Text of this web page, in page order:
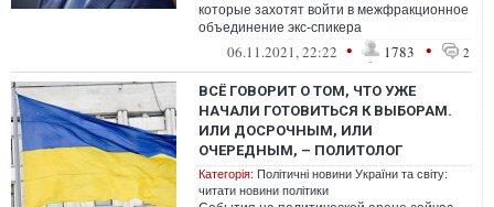
которые захотят войти в межфракционное
объединение экс-спикера
парламента Дмитрия Разумкова, должны
сложить мандат...
06.11.2021, 22:22 • 1783 • 2
ВСЁ ГОВОРИТ О ТОМ, ЧТО УЖЕ
НАЧАЛИ ГОТОВИТЬСЯ К ВЫБОРАМ.
ИЛИ ДОСРОЧНЫМ, ИЛИ
ОЧЕРЕДНЫМ, – ПОЛИТОЛОГ
Категорія: Політичні новини України та світу:
читати новини політики